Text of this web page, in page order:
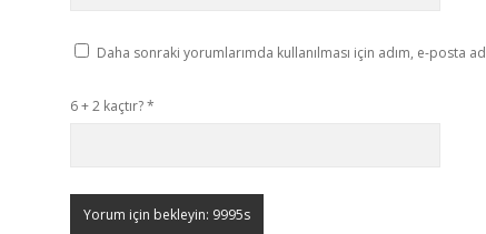
Daha sonraki yorumlarımda kullanılması için adım, e-posta
6 + 2 kaçtır?*